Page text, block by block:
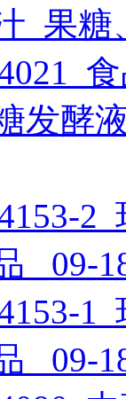
_果
发酵
_ 09-
_ 09-